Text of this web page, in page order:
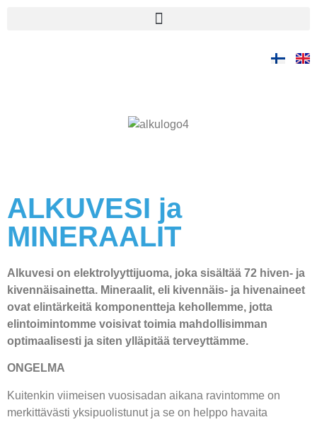
ALKUVESI ja
MINERAALIT
Alkuvesi on elektrolyyttijuoma, joka sisältää 72 hiven- ja
kivennäisainetta. Mineraalit, eli kivennäis- ja hivenaineet
ovat elintärkeitä komponentteja kehollemme, jotta
elintoimintomme voisivat toimia mahdollisimman
optimaalisesti ja siten ylläpitää terveyttämme.
ONGELMA
Kuitenkin viimeisen vuosisadan aikana ravintomme on
merkittävästi yksipuolistunut ja se on helppo havaita